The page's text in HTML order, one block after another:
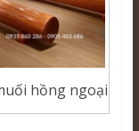
hồng ngoại